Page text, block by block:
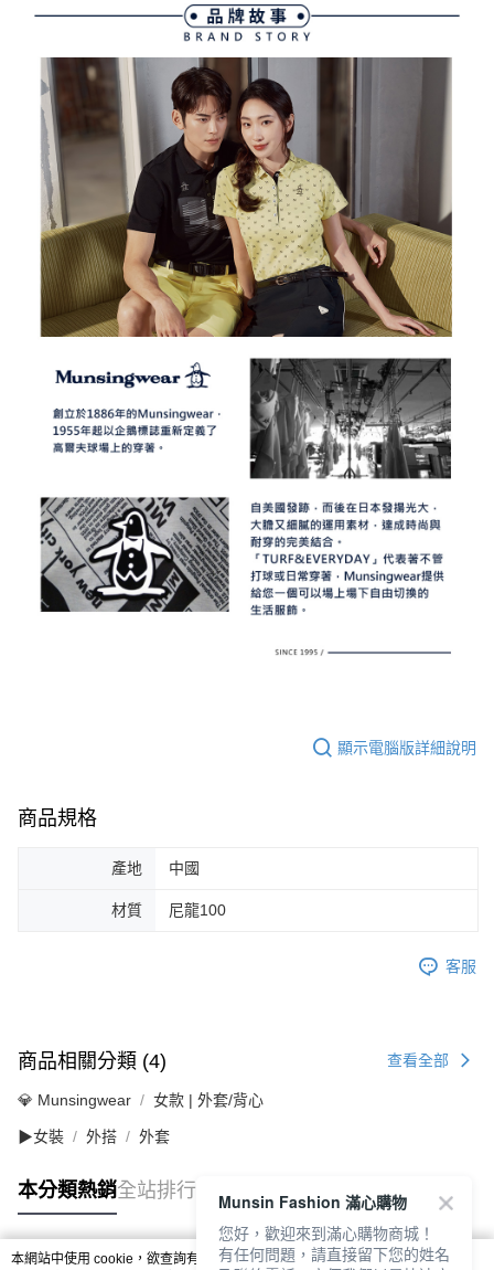
顯示電腦版詳細說明
商品規格
產地 中國
材質 尼龍100
客服
商品相關分類 (4) 查看全部
💎 Munsingwear 女款 | 外套/背心
▶女裝 外搭 外套
本分類熱銷全站排行
本網站中使用 cookie，欲查詢有關本網站使用 cookie 方式之詳情，及若您不希
Munsin Fashion 滿心購物
您好，歡迎來到滿心購物商城！
有任何問題，請直接留下您的姓名